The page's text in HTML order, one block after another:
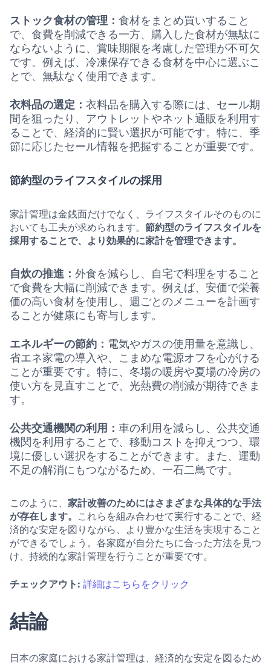
ストック食材の管理： 食材をまとめ買いすること
で、食費を削減できる一方、購入した食材が無駄に
ならないように、賞味期限を考慮した管理が不可欠
です。例えば、冷凍保存できる食材を中心に選ぶこ
とで、無駄なく使用できます。
衣料品の選定： 衣料品を購入する際には、セール期
間を狙ったり、アウトレットやネット通販を利用す
ることで、経済的に賢い選択が可能です。特に、季
節に応じたセール情報を把握することが重要です。
節約型のライフスタイルの採用
家計管理は金銭面だけでなく、ライフスタイルそのものに
おいても工夫が求められます。 節約型のライフスタイルを
採用することで、より効果的に家計を管理できます。
自炊の推進： 外食を減らし、自宅で料理をすること
で食費を大幅に削減できます。例えば、安価で栄養
価の高い食材を使用し、週ごとのメニューを計画す
ることが健康にも寄与します。
エネルギーの節約： 電気やガスの使用量を意識し、
省エネ家電の導入や、こまめな電源オフを心がける
ことが重要です。特に、冬場の暖房や夏場の冷房の
使い方を見直すことで、光熱費の削減が期待できま
す。
公共交通機関の利用： 車の利用を減らし、公共交通
機関を利用することで、移動コストを抑えつつ、環
境に優しい選択をすることができます。また、運動
不足の解消にもつながるため、一石二鳥です。
このように、 家計改善のためにはさまざまな具体的な手法
が存在します。
これらを組み合わせて実行することで、経
済的な安定を図りながら、より豊かな生活を実現すること
ができるでしょう。各家庭が自分たちに合った方法を見つ
け、持続的な家計管理を行うことが重要です。
チェックアウト: 詳細はこちらをクリック
結論
日本の家庭における家計管理は、経済的な安定を図るため